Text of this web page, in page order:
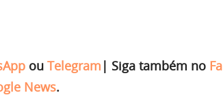
ou Telegram | Siga também no
News.